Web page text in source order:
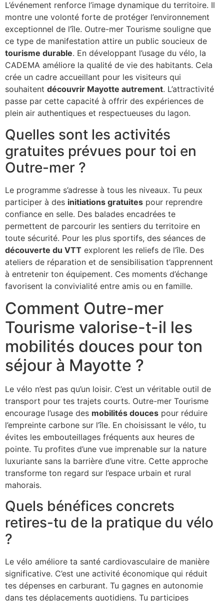
L’événement renforce l’image dynamique du territoire. Il
montre une volonté forte de protéger l’environnement
exceptionnel de l’île. Outre-mer Tourisme souligne que
ce type de manifestation attire un public soucieux de
tourisme durable. En développant l’usage du vélo, la
CADEMA améliore la qualité de vie des habitants. Cela
crée un cadre accueillant pour les visiteurs qui
souhaitent découvrir Mayotte autrement. L’attractivité
passe par cette capacité à offrir des expériences de
plein air authentiques et respectueuses du lagon.
Quelles sont les activités
gratuites prévues pour toi en
Outre-mer ?
Le programme s’adresse à tous les niveaux. Tu peux
participer à des initiations gratuites pour reprendre
confiance en selle. Des balades encadrées te
permettent de parcourir les sentiers du territoire en
toute sécurité. Pour les plus sportifs, des séances de
découverte du VTT explorent les reliefs de l’île. Des
ateliers de réparation et de sensibilisation t’apprennent
à entretenir ton équipement. Ces moments d’échange
favorisent la convivialité entre amis ou en famille.
Comment Outre-mer
Tourisme valorise-t-il les
mobilités douces pour ton
séjour à Mayotte ?
Le vélo n’est pas qu’un loisir. C’est un véritable outil de
transport pour tes trajets courts. Outre-mer Tourisme
encourage l’usage des mobilités douces pour réduire
l’empreinte carbone sur l’île. En choisissant le vélo, tu
évites les embouteillages fréquents aux heures de
pointe. Tu profites d’une vue imprenable sur la nature
luxuriante sans la barrière d’une vitre. Cette approche
transforme ton regard sur l’espace urbain et rural
mahorais.
Quels bénéfices concrets
retires-tu de la pratique du vélo
?
Le vélo améliore ta santé cardiovasculaire de manière
significative. C’est une activité économique qui réduit
tes dépenses en carburant. Tu gagnes en autonomie
dans tes déplacements quotidiens. Tu participes